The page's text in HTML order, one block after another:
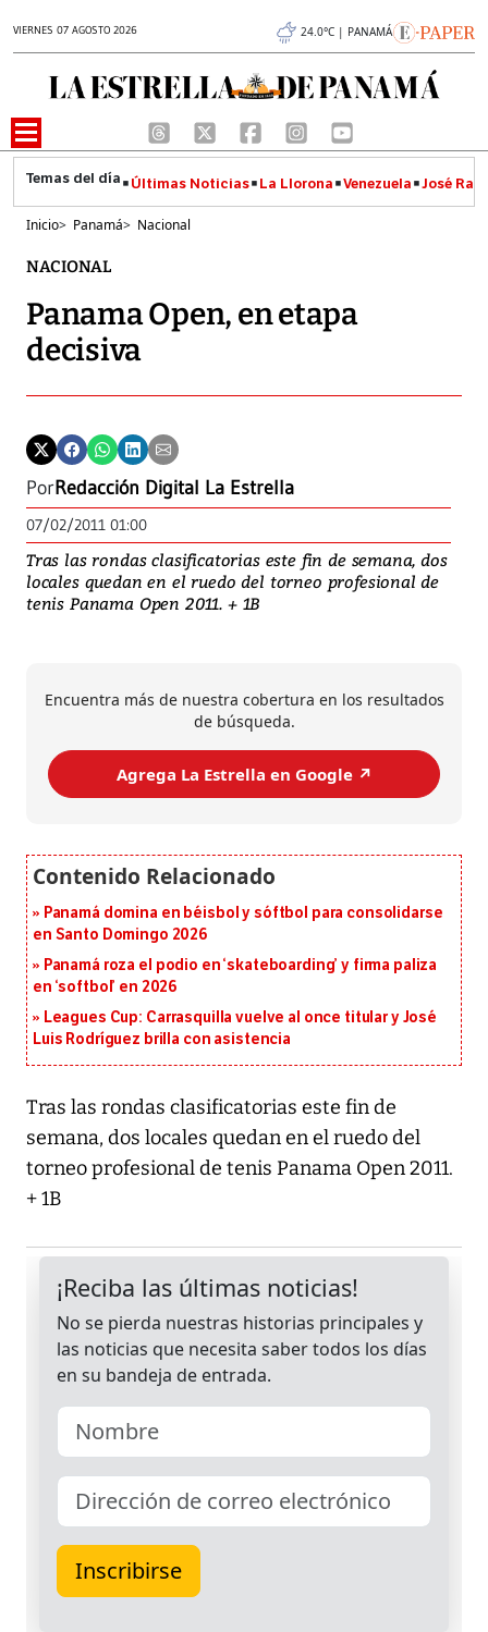
VIERNES 07 AGOSTO 2026 24.0°C | PANAMÁ
Últimas Noticias La Llorona Venezuela José
Inicio> Panamá> Nacional
NACIONAL
Panama Open, en etapa
decisiva
PorRedacción Digital La Estrella
07/02/2011 01:00
Tras las rondas clasificatorias este fin de semana, dos
locales quedan en el ruedo del torneo profesional de
tenis Panama Open 2011. + 1B
Encuentra más de nuestra cobertura en los resultados
de búsqueda.
Agrega La Estrella en Google ↗️
Panamá domina en béisbol y sóftbol para consolidarse
en Santo Domingo 2026
Panamá roza el podio en ‘skateboarding’ y firma paliza
en ‘softbol’ en 2026
Leagues Cup: Carrasquilla vuelve al once titular y José
Luis Rodríguez brilla con asistencia
Tras las rondas clasificatorias este fin de
semana, dos locales quedan en el ruedo del
torneo profesional de tenis Panama Open 2011.
+ 1B